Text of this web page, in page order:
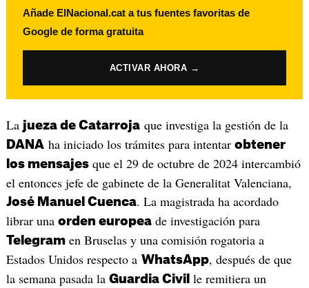
Añade ElNacional.cat a tus fuentes favoritas de
Google de forma gratuita
ACTIVAR AHORA →
La jueza de Catarrojaque investiga la gestión de la
DANAha iniciado los trámites para intentar obtener
los mensajesque el 29 de octubre de 2024 intercambió
el entonces jefe de gabinete de la Generalitat Valenciana,
José Manuel Cuenca. La magistrada ha acordado
librar una orden europeade investigación para
Telegramen Bruselas y una comisión rogatoria a
Estados Unidos respecto a WhatsApp, después de que
la semana pasada la Guardia Civil le remitiera un